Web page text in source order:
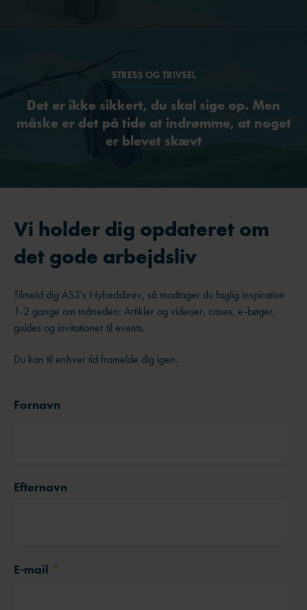
STRESS OG TRIVSEL
Det er ikke sikkert, du skal sige op. Men
måske er det på tide at indrømme, at noget
er blevet skævt
Vi holder dig opdateret om
det gode arbejdsliv
Tilmeld dig AS3's Nyhedsbrev, så modtager du faglig inspiration
1-2 gange om måneden: Artikler og videoer, cases, e-bøger,
guides og invitationer til events.
Du kan til enhver tid framelde dig igen.
Fornavn
Efternavn
E-mail *